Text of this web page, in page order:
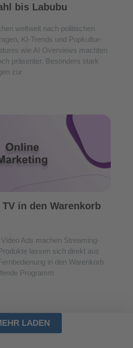
bis Labubu
weltweit nach politischen
KI-Trends und Popkultur-
wie AI Overviews machten
präsenter. Besonders stark
zur
in den Warenkorb
Ads machen Streaming-
lassen sich direkt aus
in den Warenkorb
Programm
LADEN